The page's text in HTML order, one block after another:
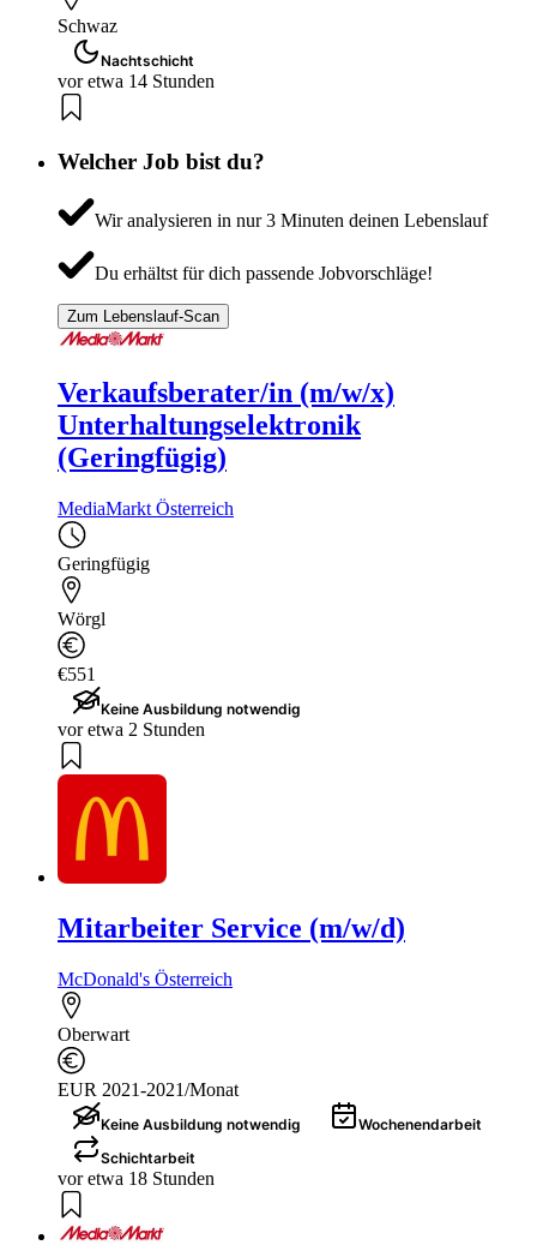
Schwaz
Nachtschicht
vor etwa 14 Stunden
Welcher Job bist du?
Wir analysieren in nur 3 Minuten deinen Lebenslauf
Du erhältst für dich passende Jobvorschläge!
Zum Lebenslauf-Scan
Verkaufsberater/in (m/w/x)
Unterhaltungselektronik
(Geringfügig)
MediaMarkt Österreich
Geringfügig
Wörgl
€551
Keine Ausbildung notwendig
vor etwa 2 Stunden
Mitarbeiter Service (m/w/d)
McDonald's Österreich
Oberwart
EUR 2021-2021/Monat
Keine Ausbildung notwendig
Wochenendarbeit
Schichtarbeit
vor etwa 18 Stunden